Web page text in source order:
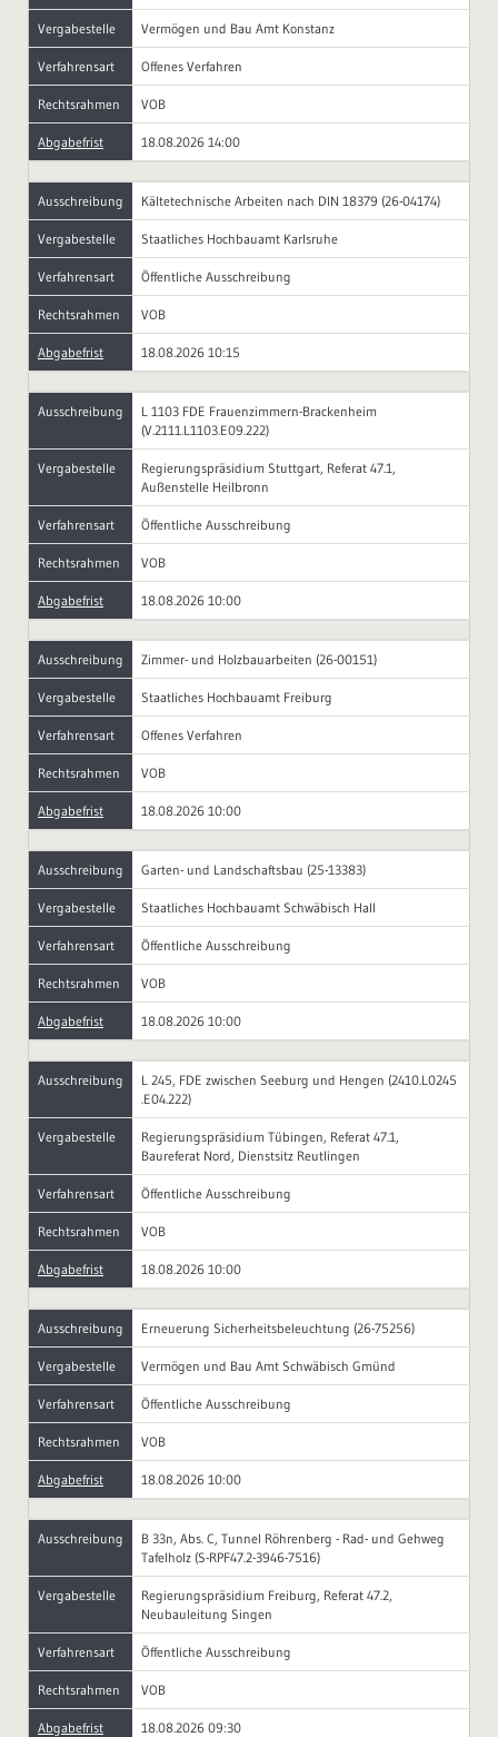
Vergabestelle Vermögen und Bau Amt Konstanz
Verfahrensart Offenes Verfahren
Rechtsrahmen VOB
Abgabefrist 18.08.2026 14:00
Ausschreibung Kältetechnische Arbeiten nach DIN 18379 (26-04174)
Vergabestelle Staatliches Hochbauamt Karlsruhe
Verfahrensart Öffentliche Ausschreibung
Rechtsrahmen VOB
Abgabefrist 18.08.2026 10:15
Ausschreibung
L 1103 FDE Frauenzimmern-Brackenheim
(V.2111.L1103.E09.222)
Vergabestelle
Regierungspräsidium Stuttgart, Referat 47.1,
Außenstelle Heilbronn
Verfahrensart Öffentliche Ausschreibung
Rechtsrahmen VOB
Abgabefrist 18.08.2026 10:00
Ausschreibung Zimmer- und Holzbauarbeiten (26-00151)
Vergabestelle Staatliches Hochbauamt Freiburg
Verfahrensart Offenes Verfahren
Rechtsrahmen VOB
Abgabefrist 18.08.2026 10:00
Ausschreibung Garten- und Landschaftsbau (25-13383)
Vergabestelle Staatliches Hochbauamt Schwäbisch Hall
Verfahrensart Öffentliche Ausschreibung
Rechtsrahmen VOB
Abgabefrist 18.08.2026 10:00
Ausschreibung
L 245, FDE zwischen Seeburg und Hengen (2410.L0245
.E04.222)
Vergabestelle
Regierungspräsidium Tübingen, Referat 47.1,
Baureferat Nord, Dienstsitz Reutlingen
Verfahrensart Öffentliche Ausschreibung
Rechtsrahmen VOB
Abgabefrist 18.08.2026 10:00
Ausschreibung Erneuerung Sicherheitsbeleuchtung (26-75256)
Vergabestelle Vermögen und Bau Amt Schwäbisch Gmünd
Verfahrensart Öffentliche Ausschreibung
Rechtsrahmen VOB
Abgabefrist 18.08.2026 10:00
Ausschreibung
B 33n, Abs. C, Tunnel Röhrenberg - Rad- und Gehweg
Tafelholz (S-RPF47.2-3946-7516)
Vergabestelle
Regierungspräsidium Freiburg, Referat 47.2,
Neubauleitung Singen
Verfahrensart Öffentliche Ausschreibung
Rechtsrahmen VOB
Abgabefrist 18.08.2026 09:30